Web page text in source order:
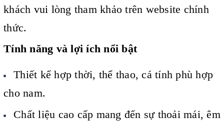
khách vui lòng tham khảo trên website chính
thức.
Tính năng và lợi ích nổi bật
Thiết kế hợp thời, thể thao, cá tính phù hợp
cho nam.
Chất liệu cao cấp mang đến sự thoải mái, êm